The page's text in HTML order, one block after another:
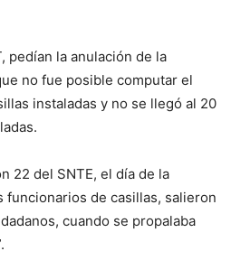
pedían la anulación de la
no fue posible computar el
instaladas y no se llegó al 20
22 del SNTE, el día de la
funcionarios de casillas, salieron
cuando se propalaba